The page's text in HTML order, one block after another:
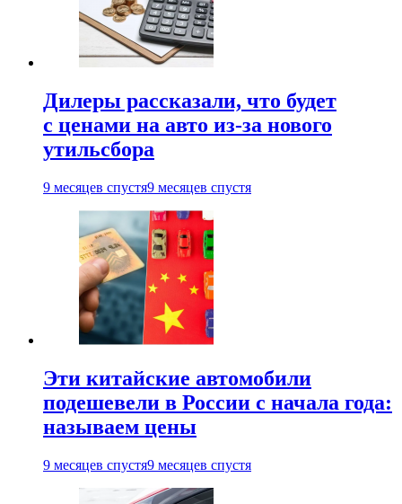
Дилеры рассказали, что будет
с ценами на авто из-за нового
утильсбора
9 месяцев спустя9 месяцев спустя
Эти китайские автомобили
подешевели в России с начала года:
называем цены
9 месяцев спустя9 месяцев спустя